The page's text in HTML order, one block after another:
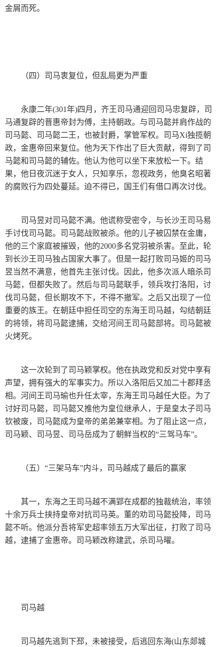
金屑而死。
（四）司马衷复位，但乱局更为严重
永康二年(301年)四月，齐王司马通迎回司马忠复辟，司
马通复辟的晋惠帝封为傅，主持朝政。与司马懿并肩作战的
司马懿、司马懿二王，也被封爵，掌管军权。司马Xi独揽朝
政，金惠帝回来复位。他为天下作出了巨大贡献，得到了司
马懿和司马懿的辅佐。他认为他可以坐下来放松一下。结
果，他日夜沉迷于女人，只知享乐，忽视政务，他臭名昭著
的腐败行为四处蔓延。迫不得已，国王们有借口再次讨伐。
司马昱对司马懿不满。他谎称受密令，与长沙王司马易
手讨伐司马懿。司马懿战败被杀。他的儿子被囚禁在金庸，
他的三个家庭被摧毁，他的2000多名党羽被杀害。至此，轮
到长沙王司马独占国家大事了。但是一起打败司马姬的司马
昱当然不满意，他首先主张讨伐。因此，他多次派人暗杀司
马懿，但都失败了。然后与司马懿联手，领兵攻打洛阳，讨
伐司马懿，但长期攻不下，不得不撤军。之后又出现了一位
重要的族王。在朝廷中担任司空的东海王司马越，勾结朝廷
的将领，将司马懿逮捕，交给河间王司马懿部将。司马懿被
火烤死。
这一次轮到了司马颖掌权。他在执政党和反对党中享有
声望，拥有强大的军事实力。所以入洛阳后又加二十郡拜丞
相。河间王司马瑜也升任太宰，东海王司马越任大臣。为了
讨好司马懿，司马懿又推他为皇位继承人，于是皇太子司马
钦被废，司马懿成为皇帝的弟弟兼宰相。为了阻止这一点，
司马颖、司马昱、司马岳成为了朝鲜当权的“三驾马车”。
（五）“三架马车”内斗，司马越成了最后的赢家
其一，东海之王司马越不满郢在成都的独裁统治，率领
十余万兵士挟持皇帝对抗司马英。董的劝司马懿投降，司马
懿不听。他派分吾将军史超率领五万大军出征，打败了司马
越，逮捕了金惠帝。司马颖改称建武，杀司马曜。
司马越
司马越先逃到下邳，未被接受，后逃回东海(山东郯城